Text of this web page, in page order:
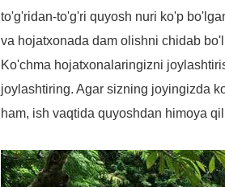
to'g'ridan-to'g'ri quyosh nuri ko'p
va hojatxonada dam olishni chidab
Ko'chma hojatxonalaringizni
joylashtiring. Agar sizning joyingizda
ham, ish vaqtida quyoshdan himoya